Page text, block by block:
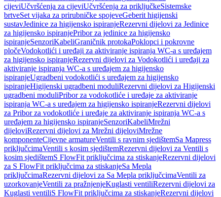
cijeviUčvršćenja za cijeviUčvršćenja za priključkeSistemske
brtveSet vijaka za prirubničke spojeveGeberit higijenski
sustavJedinice za higijensko ispiranjeRezervni dijelovi za Jedinice
za higijensko ispiranjePribor za jedinice za higijensko
ispiranjeSenzoriKabeliGraničnik protokaPoklopci i pokrovne
pločeVodokotlići i uređaji za aktiviranje ispiranja WC-a s uređajem
za higijensko ispiranjeRezervni dijelovi za Vodokotlići i uređaji za
aktiviranje ispiranja WC-a s uređajem za higijensko
ispiranjeUgradbeni vodokotlići s uređajem za higijensko
ispiranjeHigijenski ugradbeni moduliRezervni dijelovi za Higijenski
ugradbeni moduliPribor za vodokotliće i uređaje za aktiviranje
ispiranja WC-a s uređajem za higijensko ispiranjeRezervni dijelovi
za Pribor za vodokotliće i uređaje za aktiviranje ispiranja WC-a s
uređajem za higijensko ispiranjeSenzoriKabeliMrežni
dijeloviRezervni dijelovi za Mrežni dijeloviMrežne
komponenteCijevne armatureVentili s ravnim sjedištemSa Mapress
priključcimaVentili s kosim sjedištemRezervni dijelovi za Ventili s
kosim sjedištemS FlowFit priključcima za stiskanjeRezervni dijelovi
za S FlowFit priključcima za stiskanjeSa Mepla
priključcimaRezervni dijelovi za Sa Mepla priključcimaVentili za
uzorkovanjeVentili za pražnjenjeKuglasti ventiliRezervni dijelovi za
Kuglasti ventiliS FlowFit priključcima za stiskanjeRezervni dijelovi